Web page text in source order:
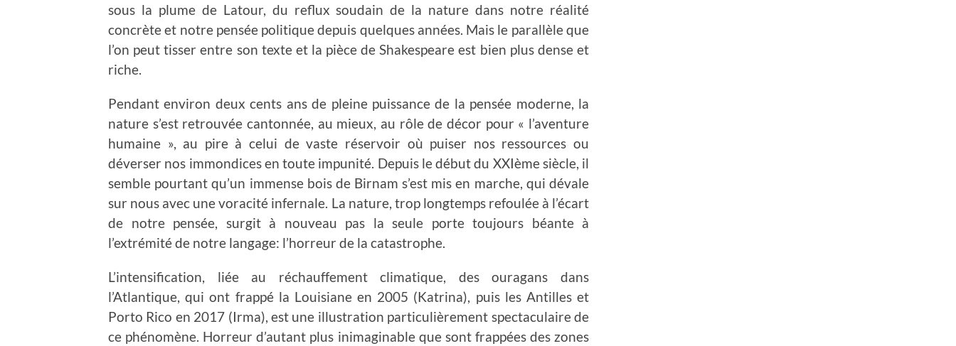
sous la plume de Latour, du reflux soudain de la nature dans notre réalité
concrète et notre pensée politique depuis quelques années. Mais le parallèle que
l’on peut tisser entre son texte et la pièce de Shakespeare est bien plus dense et
riche.
Pendant environ deux cents ans de pleine puissance de la pensée moderne, la
nature s’est retrouvée cantonnée, au mieux, au rôle de décor pour « l’aventure
humaine », au pire à celui de vaste réservoir où puiser nos ressources ou
déverser nos immondices en toute impunité. Depuis le début du XXIème siècle, il
semble pourtant qu’un immense bois de Birnam s’est mis en marche, qui dévale
sur nous avec une voracité infernale. La nature, trop longtemps refoulée à l’écart
de notre pensée, surgit à nouveau pas la seule porte toujours béante à
l’extrémité de notre langage: l’horreur de la catastrophe.
L’intensification, liée au réchauffement climatique, des ouragans dans
l’Atlantique, qui ont frappé la Louisiane en 2005 (Katrina), puis les Antilles et
Porto Rico en 2017 (Irma), est une illustration particulièrement spectaculaire de
ce phénomène. Horreur d’autant plus inimaginable que sont frappées des zones